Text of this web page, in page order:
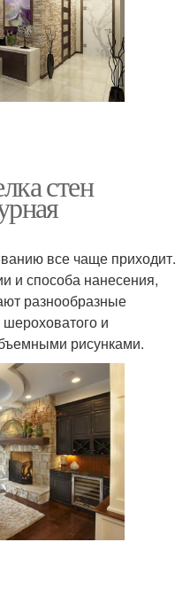
стен
все чаще приходит.
и способа нанесения,
разнообразные
и
рисунками.